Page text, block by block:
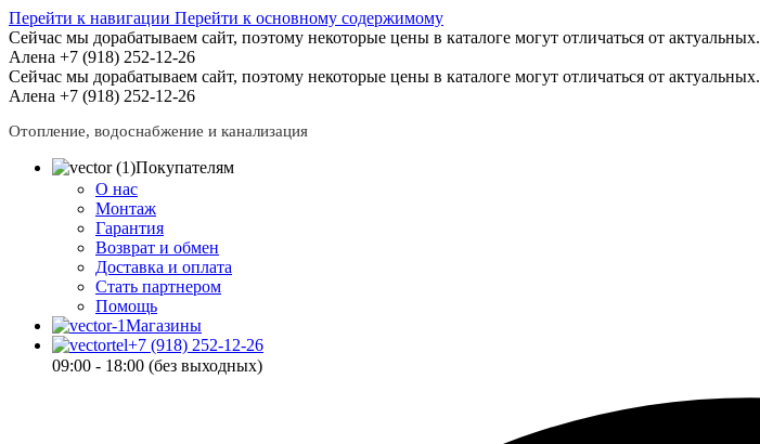
Перейти к навигации Перейти к основному содержимому
Сейчас мы дорабатываем сайт, поэтому некоторые цены в каталоге могут отличаться от актуальных.
Алена +7 (918) 252-12-26
Сейчас мы дорабатываем сайт, поэтому некоторые цены в каталоге могут отличаться от актуальных.
Алена +7 (918) 252-12-26
Отопление, водоснабжение и канализация
Покупателям
О нас
Монтаж
Гарантия
Возврат и обмен
Доставка и оплата
Стать партнером
Помощь
Магазины
+7 (918) 252-12-26
09:00 - 18:00 (без выходных)